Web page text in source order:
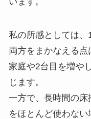
私の所感としては
両方をまかなえる
家庭や2台目を増や
じます。
一方で、長時間の
をほとんど使わな